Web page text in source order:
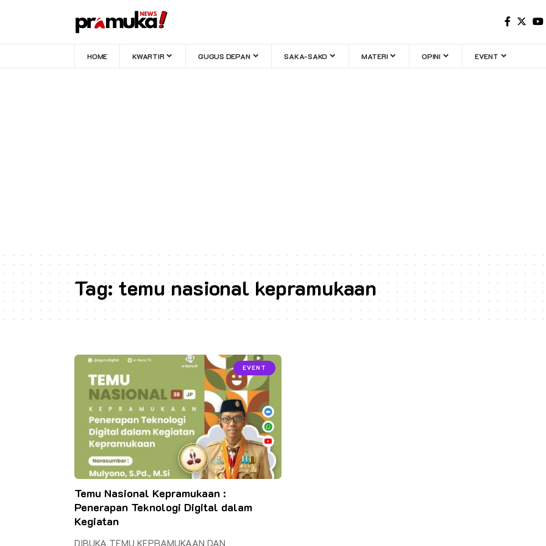
HOME KWARTIR GUGUS DEPAN SAKA-SAKO MATERI OPINI EVENT
Tag:temu nasional kepramukaan
EVENT
Temu Nasional Kepramukaan :
Penerapan Teknologi Digital dalam
Kegiatan
DIBUKA TEMU KEPRAMUKAAN DAN